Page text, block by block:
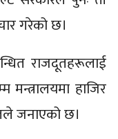
गरेको छ।
राजदूतहरूलाई
मन्त्रालयमा हाजिर
जनाएको छ।